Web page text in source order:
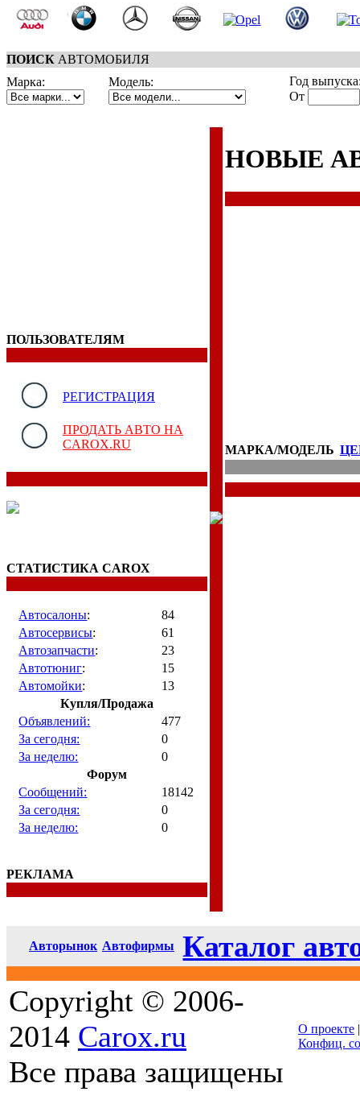
ПОИСК АВТОМОБИЛЯ
Марка:
Модель:
Год
От
ПОЛЬЗОВАТЕЛЯМ
РЕГИСТРАЦИЯ
ПРОДАТЬ АВТО НА
CAROX.RU
СТАТИСТИКА CAROX
Автосалоны:
84
Автосервисы:
61
Автозапчасти:
23
Автотюниг:
15
Автомойки:
13
Купля/Продажа
Объявлений:
477
За сегодня:
0
За неделю:
0
Форум
Сообщений:
18142
За сегодня:
0
За неделю:
0
РЕКЛАМА
НОВЫЕ
МАРКА/МОДЕЛЬ
Авторынок Автофирмы
Каталог
Copyright © 2006-
2014 Carox.ru
Все права защищены
О проекте
Конфиц.